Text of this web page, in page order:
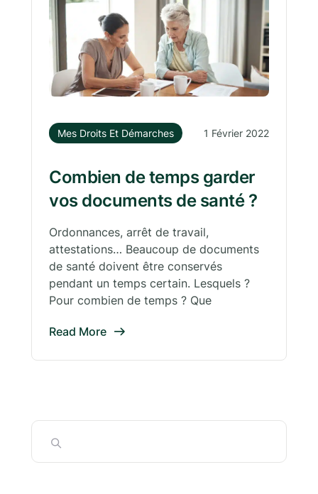
Mes Droits Et Démarches 1 Février 2022
Combien de temps garder
vos documents de santé ?
Ordonnances, arrêt de travail,
attestations… Beaucoup de documents
de santé doivent être conservés
pendant un temps certain. Lesquels ?
Pour combien de temps ? Que
Read More